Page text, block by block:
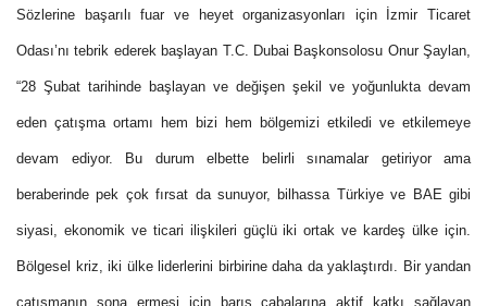
Sözlerine başarılı fuar ve heyet organizasyonları için İzmir Ticaret
Odası’nı tebrik ederek başlayan T.C. Dubai Başkonsolosu Onur Şaylan,
“28 Şubat tarihinde başlayan ve değişen şekil ve yoğunlukta devam
eden çatışma ortamı hem bizi hem bölgemizi etkiledi ve etkilemeye
devam ediyor. Bu durum elbette belirli sınamalar getiriyor ama
beraberinde pek çok fırsat da sunuyor, bilhassa Türkiye ve BAE gibi
siyasi, ekonomik ve ticari ilişkileri güçlü iki ortak ve kardeş ülke için.
Bölgesel kriz, iki ülke liderlerini birbirine daha da yaklaştırdı. Bir yandan
çatışmanın sona ermesi için barış çabalarına aktif katkı sağlayan